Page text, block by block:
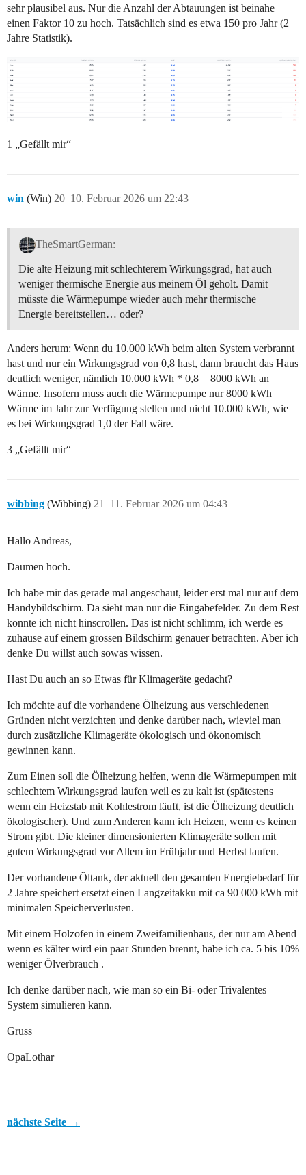
sehr plausibel aus. Nur die Anzahl der Abtauungen ist beinahe
einen Faktor 10 zu hoch. Tatsächlich sind es etwa 150 pro Jahr (2+
Jahre Statistik).
1 „Gefällt mir“
win (Win) 10. Februar 2026 um 22:43
20
TheSmartGerman:
Die alte Heizung mit schlechterem Wirkungsgrad, hat auch
weniger thermische Energie aus meinem Öl geholt. Damit
müsste die Wärmepumpe wieder auch mehr thermische
Energie bereitstellen… oder?
Anders herum: Wenn du 10.000 kWh beim alten System verbrannt
hast und nur ein Wirkungsgrad von 0,8 hast, dann braucht das Haus
deutlich weniger, nämlich 10.000 kWh * 0,8 = 8000 kWh an
Wärme. Insofern muss auch die Wärmepumpe nur 8000 kWh
Wärme im Jahr zur Verfügung stellen und nicht 10.000 kWh, wie
es bei Wirkungsgrad 1,0 der Fall wäre.
3 „Gefällt mir“
wibbing (Wibbing) 11. Februar 2026 um 04:43
21
Hallo Andreas,
Daumen hoch.
Ich habe mir das gerade mal angeschaut, leider erst mal nur auf dem
Handybildschirm. Da sieht man nur die Eingabefelder. Zu dem Rest
konnte ich nicht hinscrollen. Das ist nicht schlimm, ich werde es
zuhause auf einem grossen Bildschirm genauer betrachten. Aber ich
denke Du willst auch sowas wissen.
Hast Du auch an so Etwas für Klimageräte gedacht?
Ich möchte auf die vorhandene Ölheizung aus verschiedenen
Gründen nicht verzichten und denke darüber nach, wieviel man
durch zusätzliche Klimageräte ökologisch und ökonomisch
gewinnen kann.
Zum Einen soll die Ölheizung helfen, wenn die Wärmepumpen mit
schlechtem Wirkungsgrad laufen weil es zu kalt ist (spätestens
wenn ein Heizstab mit Kohlestrom läuft, ist die Ölheizung deutlich
ökologischer). Und zum Anderen kann ich Heizen, wenn es keinen
Strom gibt. Die kleiner dimensionierten Klimageräte sollen mit
gutem Wirkungsgrad vor Allem im Frühjahr und Herbst laufen.
Der vorhandene Öltank, der aktuell den gesamten Energiebedarf für
2 Jahre speichert ersetzt einen Langzeitakku mit ca 90 000 kWh mit
minimalen Speicherverlusten.
Mit einem Holzofen in einem Zweifamilienhaus, der nur am Abend
wenn es kälter wird ein paar Stunden brennt, habe ich ca. 5 bis 10%
weniger Ölverbrauch .
Ich denke darüber nach, wie man so ein Bi- oder Trivalentes
System simulieren kann.
Gruss
OpaLothar
nächste Seite →